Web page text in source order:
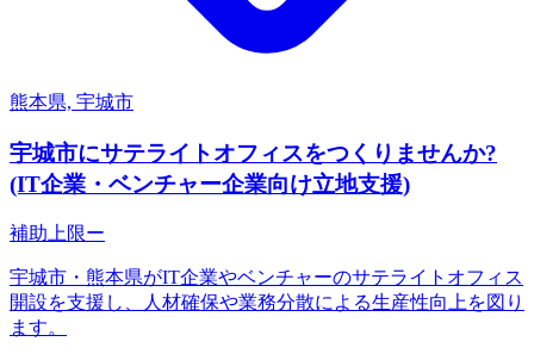
熊本県, 宇城市
宇城市にサテライトオフィスをつくりませんか?
(IT企業・ベンチャー企業向け立地支援)
補助上限ー
宇城市・熊本県がIT企業やベンチャーのサテライトオフィス
開設を支援し、人材確保や業務分散による生産性向上を図り
ます。